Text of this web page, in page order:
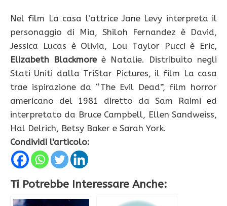
Nel film La casa l’attrice Jane Levy interpreta il
personaggio di Mia, Shiloh Fernandez è David,
Jessica Lucas è Olivia, Lou Taylor Pucci è Eric,
Elizabeth Blackmoreè Natalie. Distribuito negli
Stati Uniti dalla TriStar Pictures, il film La casa
trae ispirazione da “The Evil Dead”, film horror
americano del 1981 diretto da Sam Raimi ed
interpretato da Bruce Campbell, Ellen Sandweiss,
Hal Delrich, Betsy Baker e Sarah York.
Condividi l'articolo:
Ti Potrebbe Interessare Anche: